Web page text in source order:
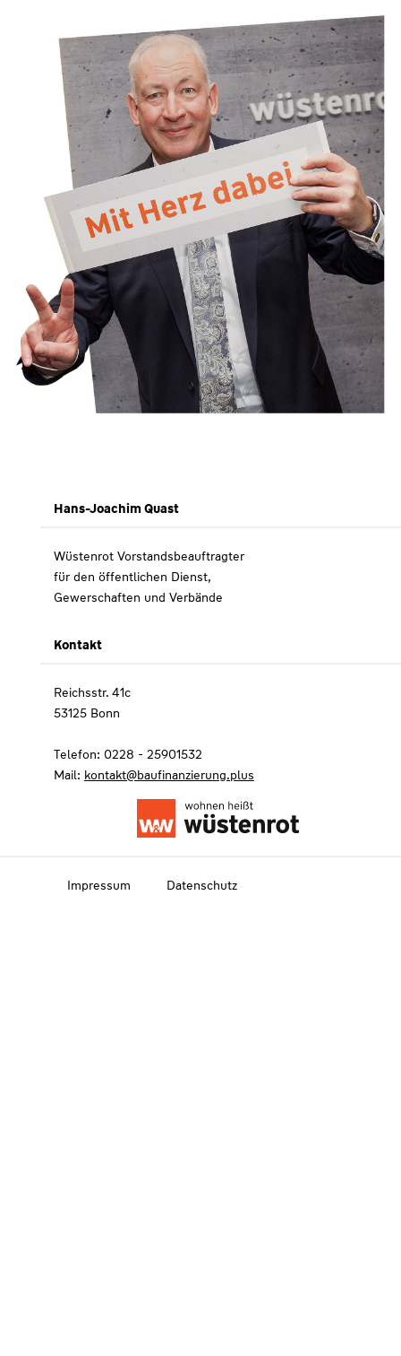
Hans-Joachim Quast
Wüstenrot Vorstandsbeauftragter
für den öffentlichen Dienst,
Gewerschaften und Verbände
Kontakt
Reichsstr. 41c
53125 Bonn
Telefon: 0228 - 25901532
Mail: kontakt@baufinanzierung.plus
Impressum Datenschutz